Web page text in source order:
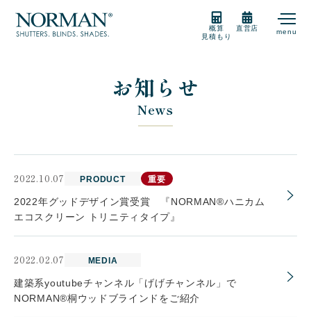
概算
見積もり
直営店 menu
お知らせ
News
2022.10.07 PRODUCT 重要
2022年グッドデザイン賞受賞 『NORMAN®ハニカム
エコスクリーン トリニティタイプ』
2022.02.07 MEDIA
建築系youtubeチャンネル「げげチャンネル」で
NORMAN®桐ウッドブラインドをご紹介
購入をご検討の方
サポート